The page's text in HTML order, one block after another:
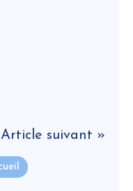
Article suivant »